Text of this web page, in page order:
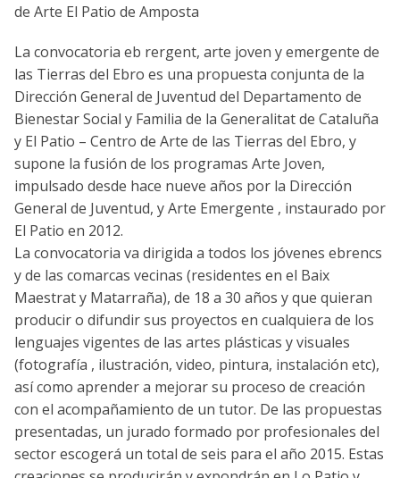
de Arte El Patio de Amposta
La convocatoria eb rergent, arte joven y emergente de
las Tierras del Ebro es una propuesta conjunta de la
Dirección General de Juventud del Departamento de
Bienestar Social y Familia de la Generalitat de Cataluña
y El Patio – Centro de Arte de las Tierras del Ebro, y
supone la fusión de los programas Arte Joven,
impulsado desde hace nueve años por la Dirección
General de Juventud, y Arte Emergente , instaurado por
El Patio en 2012.
La convocatoria va dirigida a todos los jóvenes ebrencs
y de las comarcas vecinas (residentes en el Baix
Maestrat y Matarraña), de 18 a 30 años y que quieran
producir o difundir sus proyectos en cualquiera de los
lenguajes vigentes de las artes plásticas y visuales
(fotografía , ilustración, video, pintura, instalación etc),
así como aprender a mejorar su proceso de creación
con el acompañamiento de un tutor. De las propuestas
presentadas, un jurado formado por profesionales del
sector escogerá un total de seis para el año 2015. Estas